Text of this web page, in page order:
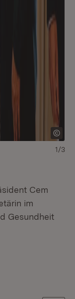
1/3
Cem
im
Gesundheit